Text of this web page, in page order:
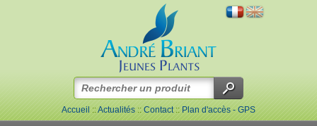
Accueil::Actualités::Contact::Plan d'accès - GPS